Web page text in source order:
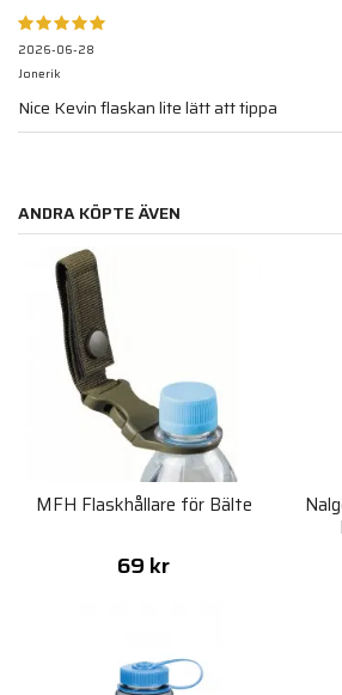
2026-06-28
Jonerik
Nice Kevin flaskan lite lätt att tippa
ANDRA KÖPTE ÄVEN
MFH Flaskhållare för Bälte
69 kr